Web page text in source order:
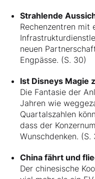
Strahlende
Rechenzentren mit
neuen
Engpässe. (S. 30)
Ist Disneys Magie
Die Fantasie der
Jahren wie
Quartalszahlen
dass der
Wunschdenken. (S.
China fährt und
Der chinesische